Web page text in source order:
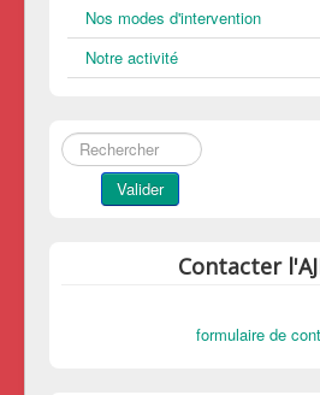
Nos modes d'intervention
Notre activité
Rechercher
Valider
Contacter
formulaire de